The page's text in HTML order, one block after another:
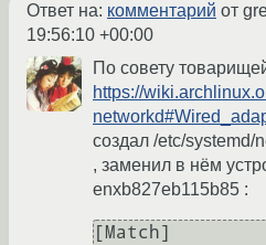
Ответ на: комментарий от
19:56:10 +00:00
По совету
https://
создал /etc/systemd/
, заменил в нём
enxb827eb115b85 :
[Match]